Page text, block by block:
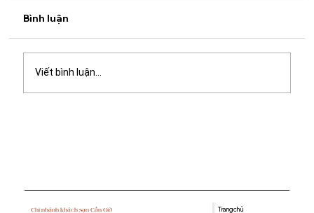
Bình luận
Viết bình luận...
Chi nhánh khách sạn Cần Giờ
Trang chủ